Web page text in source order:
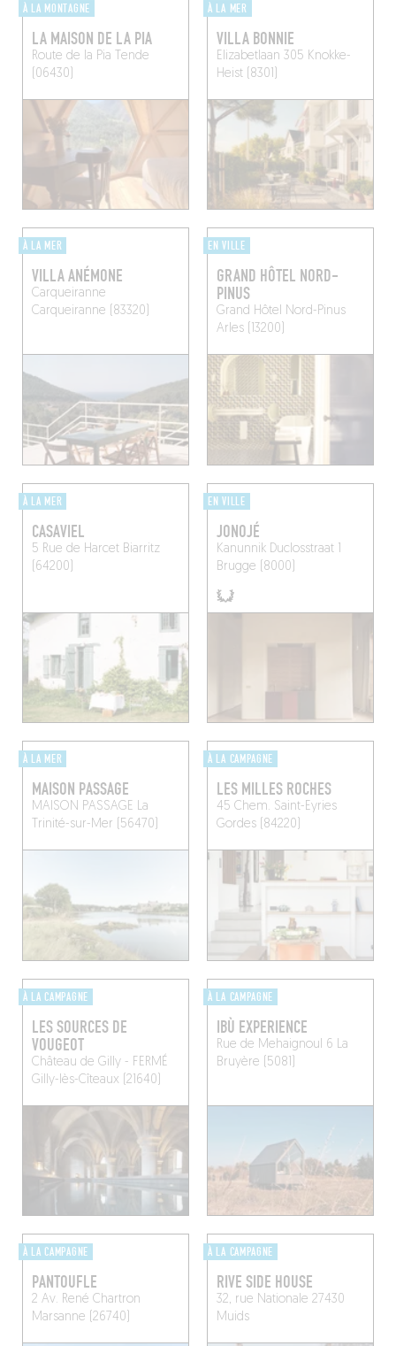
À LA MONTAGNE
LA MAISON DE LA PIA
Route de la Pia Tende
(06430)
À LA MER
VILLA BONNIE
Elizabetlaan 305 Knokke-
Heist (8301)
À LA MER
VILLA ANÉMONE
Carqueiranne
Carqueiranne (83320)
EN VILLE
GRAND HÔTEL NORD-
PINUS
Grand Hôtel Nord-Pinus
Arles (13200)
À LA MER
CASAVIEL
5 Rue de HarcetBiarritz
(64200)
EN VILLE
JONOJÉ
Kanunnik Duclosstraat 1
Brugge (8000)
À LA MER
MAISON PASSAGE
MAISON PASSAGE La
Trinité-sur-Mer (56470)
À LA CAMPAGNE
LES MILLES ROCHES
45 Chem. Saint-Eyries
Gordes (84220)
À LA CAMPAGNE
LES SOURCES DE
VOUGEOT
Château de Gilly - FERMÉ
Gilly-lès-Cîteaux (21640)
À LA CAMPAGNE
IBÙ EXPERIENCE
Rue de Mehaignoul 6 La
Bruyère (5081)
À LA CAMPAGNE
PANTOUFLE
2 Av. René Chartron
Marsanne (26740)
À LA CAMPAGNE
RIVE SIDE HOUSE
32, rue Nationale 27430
Muids